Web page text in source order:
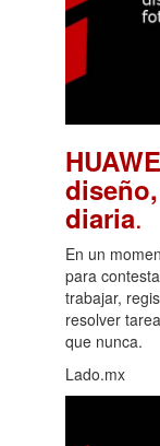
diaria.
En un
para
trabajar,
resolver
que nunca.
Lado.mx